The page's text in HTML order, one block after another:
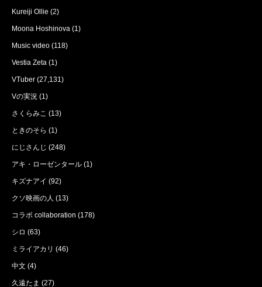
Kureiji Ollie (2)
Moona Hoshinova (1)
Music video (118)
Vestia Zeta (1)
VTuber (27,131)
Vの実況 (1)
さくらみこ (13)
ときのそら (1)
にじさんじ (248)
アキ・ローゼンタール (1)
キズナアイ (92)
クソ映画の人 (13)
コラボ collaboration (178)
シロ (63)
ミライアカリ (46)
中文 (4)
久遠たま (27)